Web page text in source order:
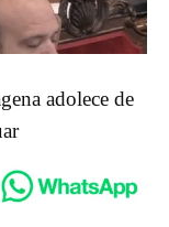
adolece de